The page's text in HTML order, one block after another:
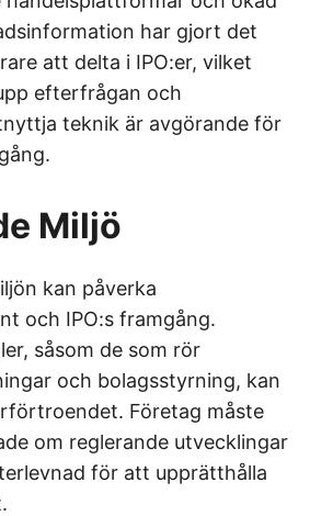
har gjort det
att delta i IPO:er, vilket
efterfrågan och
teknik är avgörande för
Miljö
kan påverka
och IPO:s framgång.
såsom de som rör
och bolagsstyrning, kan
Företag måste
om reglerande utvecklingar
för att upprätthålla